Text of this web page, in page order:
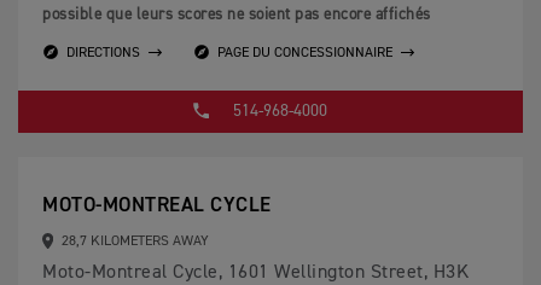
possible que leurs scores ne soient pas encore affichés
DIRECTIONS PAGE DU CONCESSIONNAIRE
514-968-4000
MOTO-MONTREAL CYCLE
28,7 KILOMETERS AWAY
Moto-Montreal Cycle, 1601 Wellington Street, H3K